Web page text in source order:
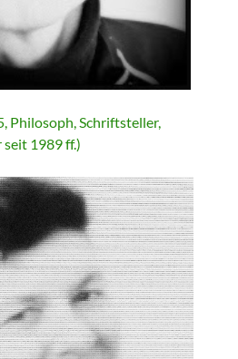
Philosoph, Schriftsteller,
1989 ff.)